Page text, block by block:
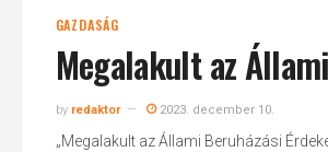
GAZDASÁG
Megalakult az
by redaktor 2023. december 10.
„Megalakult az Állami Beruházási